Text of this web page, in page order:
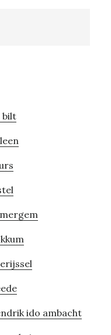
bilt
ido ambacht